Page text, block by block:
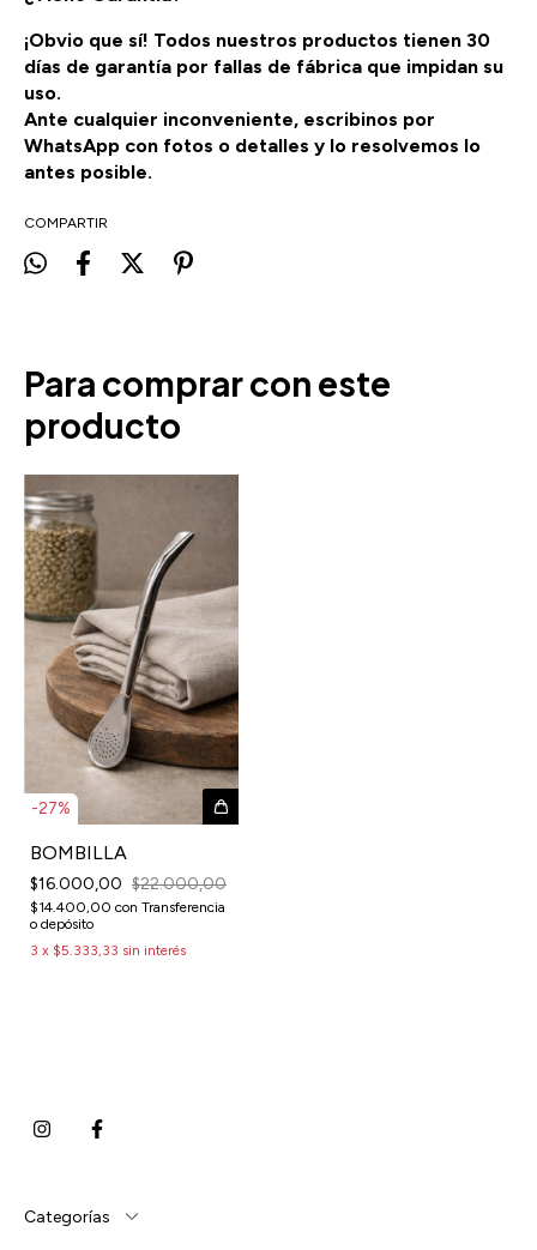
¡Obvio que sí! Todos nuestros productos tienen 30
días de garantía por fallas de fábrica que impidan su
uso.
Ante cualquier inconveniente, escribinos por
WhatsApp con fotos o detalles y lo resolvemos lo
antes posible.
COMPARTIR
Para comprar con este
producto
-27%
BOMBILLA
$16.000,00 $22.000,00
$14.400,00 con Transferencia
o depósito
3 x $5.333,33 sin interés
Categorías